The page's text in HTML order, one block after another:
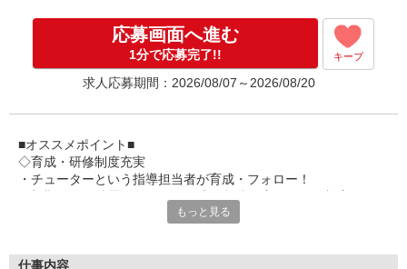
応募画面へ進む
1分で応募完了!! キープ
求人応募期間：2026/08/07～2026/08/20
■オススメポイント■
◇育成・研修制度充実
・チューターという指導担当者が育成・フォロー！
・キャリアアップ支援制度を活用して働きながら資格取得が可能
・ツクイ独自の福祉厚生制度でプライベートも充実
もっと見る
仕事内容